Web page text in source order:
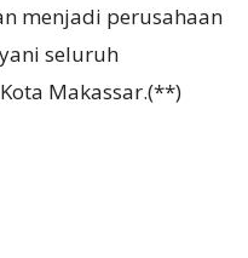
menjadi perusahaan
seluruh
Makassar.(**)